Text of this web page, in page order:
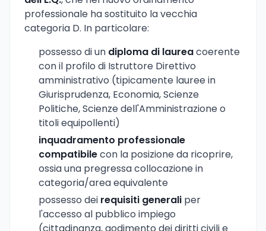
professionale ha sostituito la vecchia
categoria D. In particolare:
possesso di un diploma di laureacoerente
con il profilo di Istruttore Direttivo
amministrativo (tipicamente lauree in
Giurisprudenza, Economia, Scienze
Politiche, Scienze dell'Amministrazione o
titoli equipollenti)
inquadramento professionale
compatibilecon la posizione da ricoprire,
ossia una pregressa collocazione in
categoria/area equivalente
possesso dei requisiti generali per
l'accesso al pubblico impiego